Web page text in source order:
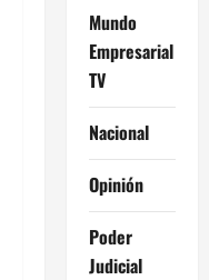
Mundo
Empresarial
TV
Nacional
Opinión
Poder
Judicial